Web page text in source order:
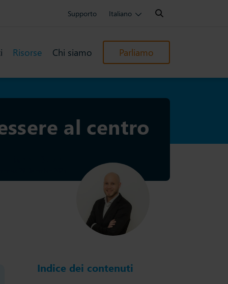
Supporto Italiano
Search:
Risorse Chi siamo Parliamo
al centro
Indice dei contenuti